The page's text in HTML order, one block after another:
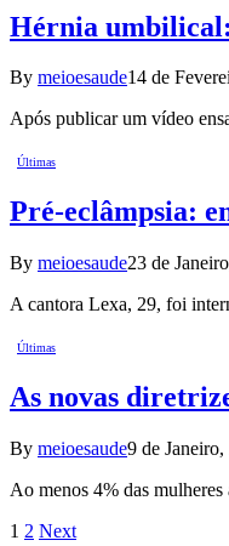
Hérnia umbilical:
By meioesaude14 de
Após publicar um vídeo
Últimas
Pré-eclâmpsia:
By meioesaude23 de
A cantora Lexa, 29, foi
Últimas
As novas
By meioesaude9 de
Ao menos 4% das
1 2 Next